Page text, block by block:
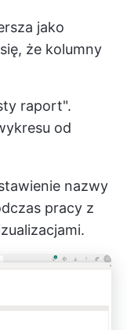
jako
że kolumny
raport".
od
nazwy
pracy z